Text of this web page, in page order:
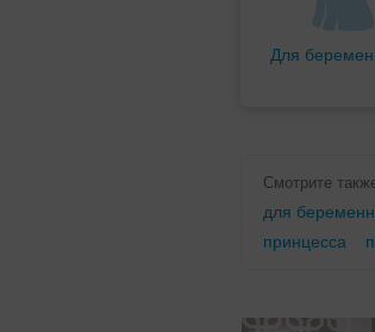
Для
Смотрите
для
принцесса